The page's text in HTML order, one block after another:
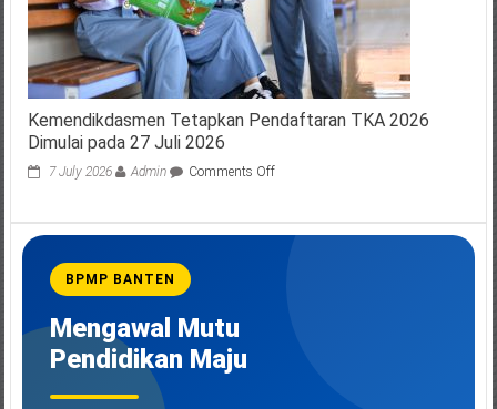
Pendidikan
Terintegrasi
Kemendikdasmen Tetapkan Pendaftaran TKA 2026
Dimulai pada 27 Juli 2026
7 July 2026 Admin Comments Offon
BPMP BANTEN
Mengawal Mutu
Pendidikan Maju